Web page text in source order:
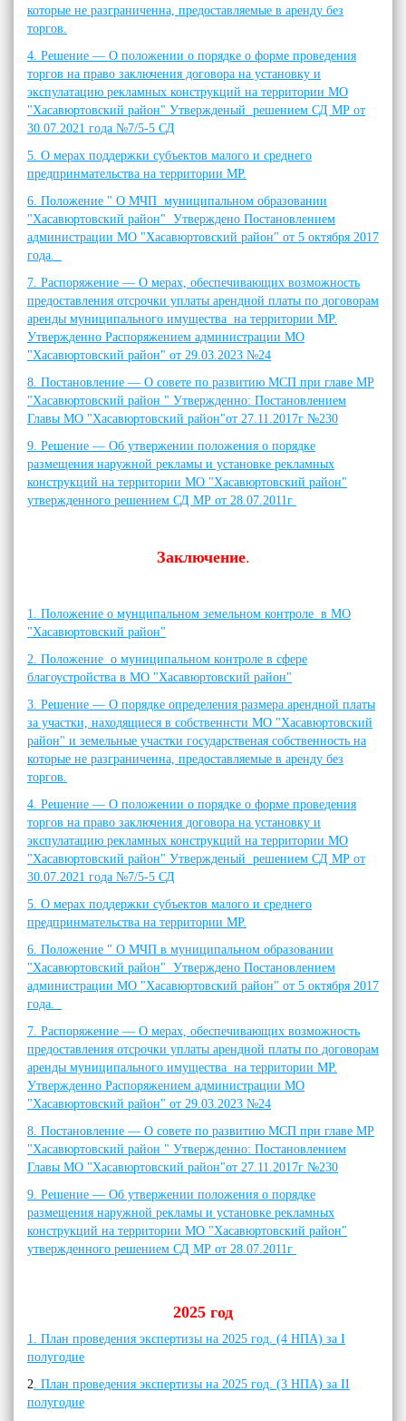
которые не разграниченна, предоставляемые в аренду без
торгов.
4. Решение — О положении о порядке о форме проведения
торгов на право заключения договора на установку и
экспулатацию рекламных конструкций на территории МО
"Хасавюртовский район" Утвержденый решением СД МР от
30.07.2021 года №7/5-5 СД
5. О мерах поддержки субъектов малого и среднего
предпринмательства на территории МР.
6. Положение " О МЧП муниципальном образовании
"Хасавюртовский район" Утверждено Постановлением
администрации МО "Хасавюртовский район" от 5 октября 2017
года.
7. Распоряжение — О мерах, обеспечивающих возможность
предоставления отсрочки уплаты арендной платы по договорам
аренды муниципального имущества на территории МР.
Утвержденно Распоряжением администрации МО
"Хасавюртовский район" от 29.03.2023 №24
8. Постановление — О совете по развитию МСП при главе МР
"Хасавюртовский район " Утвержденно: Постановлением
Главы МО "Хасавюртовский район"от 27.11.2017г №230
9. Решение — Об утвержении положения о порядке
размещения наружной рекламы и установке рекламных
конструкций на территории МО "Хасавюртовский район"
утвержденного решением СД МР от 28.07.2011г
Заключение.
1. Положение о мунципальном земельном контроле в МО
"Хасавюртовский район"
2. Положение о муниципальном контроле в сфере
благоустройства в МО "Хасавюртовский район"
3. Решение — О порядке определения размера арендной платы
за участки, находящиеся в собственнсти МО "Хасавюртовский
район" и земельные участки государственая собственность на
которые не разграниченна, предоставляемые в аренду без
торгов.
4. Решение — О положении о порядке о форме проведения
торгов на право заключения договора на установку и
экспулатацию рекламных конструкций на территории МО
"Хасавюртовский район" Утвержденый решением СД МР от
30.07.2021 года №7/5-5 СД
5. О мерах поддержки субъектов малого и среднего
предпринмательства на территории МР.
6. Положение " О МЧП в муниципальном образовании
"Хасавюртовский район" Утверждено Постановлением
администрации МО "Хасавюртовский район" от 5 октября 2017
года.
7. Распоряжение — О мерах, обеспечивающих возможность
предоставления отсрочки уплаты арендной платы по договорам
аренды муниципального имущества на территории МР.
Утвержденно Распоряжением администрации МО
"Хасавюртовский район" от 29.03.2023 №24
8. Постановление — О совете по развитию МСП при главе МР
"Хасавюртовский район " Утвержденно: Постановлением
Главы МО "Хасавюртовский район"от 27.11.2017г №230
9. Решение — Об утвержении положения о порядке
размещения наружной рекламы и установке рекламных
конструкций на территории МО "Хасавюртовский район"
утвержденного решением СД МР от 28.07.2011г
2025 год
1. План проведения экспертизы на 2025 год. (4 НПА) за I
полугодие
2. План проведения экспертизы на 2025 год. (3 НПА) за II
полугодие